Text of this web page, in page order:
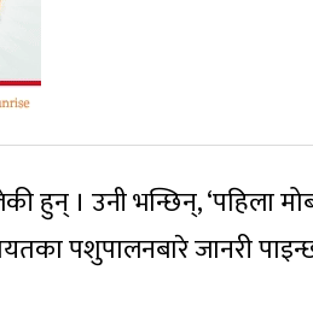
हुन् । उनी भन्छिन्, ‘पहिला
पशुपालनबारे जानरी